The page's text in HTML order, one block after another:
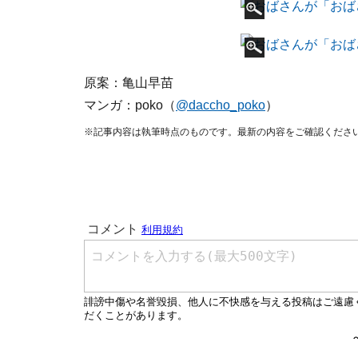
原案：亀山早苗
マンガ：poko（@daccho_poko）
※記事内容は執筆時点のものです。最新の内容をご確認くださ